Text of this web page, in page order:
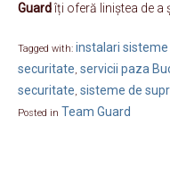
Guardîți oferă liniștea de a
Tagged with: instalari
securitate, servicii paza
securitate, sisteme de
Posted in Team Guard